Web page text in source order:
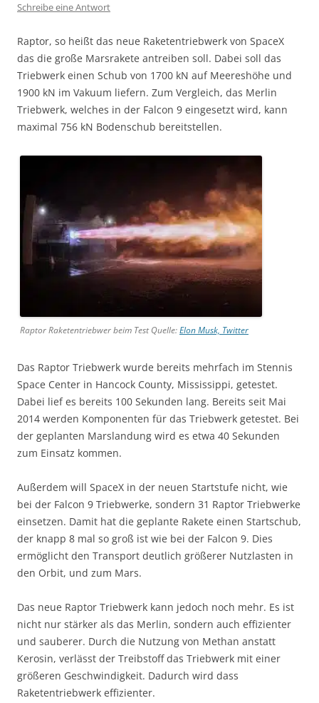
Schreibe eine Antwort
Raptor, so heißt das neue Raketentriebwerk von SpaceX
das die große Marsrakete antreiben soll. Dabei soll das
Triebwerk einen Schub von 1700 kN auf Meereshöhe und
1900 kN im Vakuum liefern. Zum Vergleich, das Merlin
Triebwerk, welches in der Falcon 9 eingesetzt wird, kann
maximal 756 kN Bodenschub bereitstellen.
Raptor Raketentriebwer beim Test Quelle:Elon Musk, Twitter
Das Raptor Triebwerk wurde bereits mehrfach im Stennis
Space Center in Hancock County, Mississippi, getestet.
Dabei lief es bereits 100 Sekunden lang. Bereits seit Mai
2014 werden Komponenten für das Triebwerk getestet. Bei
der geplanten Marslandung wird es etwa 40 Sekunden
zum Einsatz kommen.
Außerdem will SpaceX in der neuen Startstufe nicht, wie
bei der Falcon 9 Triebwerke, sondern 31 Raptor Triebwerke
einsetzen. Damit hat die geplante Rakete einen Startschub,
der knapp 8 mal so groß ist wie bei der Falcon 9. Dies
ermöglicht den Transport deutlich größerer Nutzlasten in
den Orbit, und zum Mars.
Das neue Raptor Triebwerk kann jedoch noch mehr. Es ist
nicht nur stärker als das Merlin, sondern auch effizienter
und sauberer. Durch die Nutzung von Methan anstatt
Kerosin, verlässt der Treibstoff das Triebwerk mit einer
größeren Geschwindigkeit. Dadurch wird dass
Raketentriebwerk effizienter.